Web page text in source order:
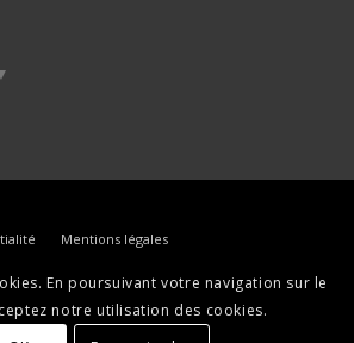
Mentions légales
En poursuivant votre navigation sur le
notre utilisation des cookies.